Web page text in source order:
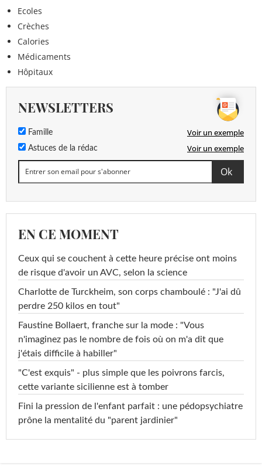
Ecoles
Crèches
Calories
Médicaments
Hôpitaux
NEWSLETTERS
Famille Voir un exemple
Astuces de la rédac Voir un exemple
EN CE MOMENT
Ceux qui se couchent à cette heure précise ont moins
de risque d'avoir un AVC, selon la science
Charlotte de Turckheim, son corps chamboulé : "J'ai dû
perdre 250 kilos en tout"
Faustine Bollaert, franche sur la mode : "Vous
n'imaginez pas le nombre de fois où on m'a dit que
j'étais difficile à habiller"
"C'est exquis" - plus simple que les poivrons farcis,
cette variante sicilienne est à tomber
Fini la pression de l'enfant parfait : une pédopsychiatre
prône la mentalité du "parent jardinier"